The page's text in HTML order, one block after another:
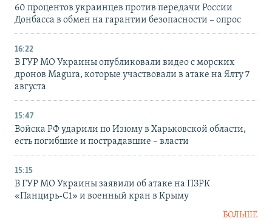
60 процентов украинцев против передачи России
Донбасса в обмен на гарантии безопасности – опрос
16:22
В ГУР МО Украины опубликовали видео с морских
дронов Magura, которые участвовали в атаке на Ялту 7
августа
15:47
Войска РФ ударили по Изюму в Харьковской области,
есть погибшие и пострадавшие – власти
15:15
В ГУР МО Украины заявили об атаке на ПЗРК
«Панцирь-С1» и военный кран в Крыму
БОЛЬШЕ